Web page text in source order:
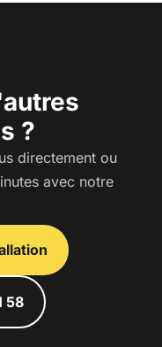
?
directement ou
avec notre
58